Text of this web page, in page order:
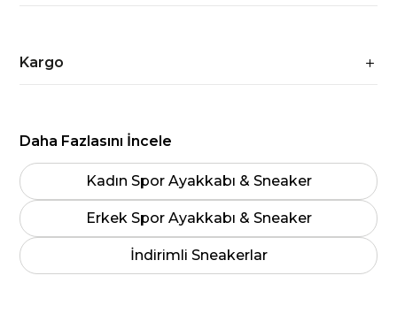
Kargo
Daha Fazlasını İncele
Kadın Spor Ayakkabı & Sneaker
Erkek Spor Ayakkabı & Sneaker
İndirimli Sneakerlar